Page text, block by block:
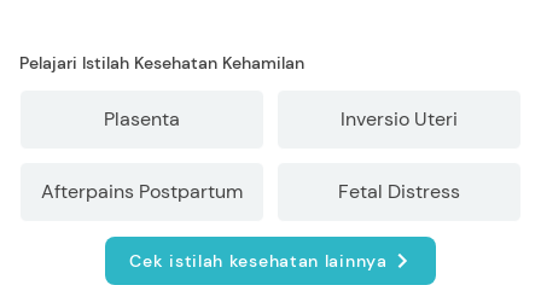
Pelajari Istilah Kesehatan Kehamilan
Plasenta Inversio Uteri
Afterpains Postpartum Fetal Distress
Cek istilah kesehatan lainnya